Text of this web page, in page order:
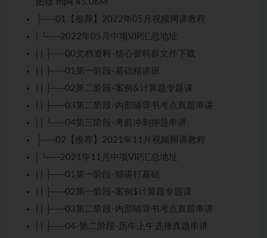
图版.mp4 45.06M
├──01【推荐】2022年05月视频网课教程
| └──2022年05月中项VIP汇总地址
| | ├──00文档资料-核心资料群文件下载
| | ├──01第一阶段-基础精讲班
| | ├──02第二阶段-案例&计算题专题课
| | ├──03第二阶段-内部辅导书考点真题串讲
| | └──04第三阶段-考前冲刺押题串讲
├──02【推荐】2021年11月视频网课教程
| └──2021年11月中项VIP汇总地址
| | ├──01第一阶段-精讲打基础
| | ├──02第一阶段-案例$计算题专题课
| | ├──03第二阶段-内部辅导书考点真题串讲
| | ├──04-第二阶段-历年上午选择真题串讲